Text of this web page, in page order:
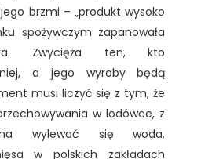
brzmi – „produkt wysoko
spożywczym zapanowała
Zwycięża ten, kto
a jego wyroby będą
musi liczyć się z tym, że
w lodówce, z
wylewać się woda.
w polskich zakładach